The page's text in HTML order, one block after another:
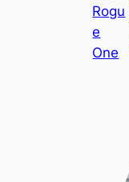
Rogu
e
One